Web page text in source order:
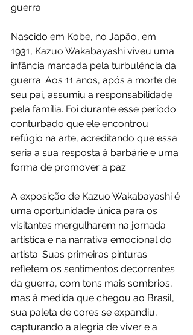
guerra
Nascido em Kobe, no Japão, em
1931, Kazuo Wakabayashi viveu uma
infância marcada pela turbulência da
guerra. Aos 11 anos, após a morte de
seu pai, assumiu a responsabilidade
pela família. Foi durante esse período
conturbado que ele encontrou
refúgio na arte, acreditando que essa
seria a sua resposta à barbárie e uma
forma de promover a paz.
A exposição de Kazuo Wakabayashi é
uma oportunidade única para os
visitantes mergulharem na jornada
artística e na narrativa emocional do
artista. Suas primeiras pinturas
refletem os sentimentos decorrentes
da guerra, com tons mais sombrios,
mas à medida que chegou ao Brasil,
sua paleta de cores se expandiu,
capturando a alegria de viver e a